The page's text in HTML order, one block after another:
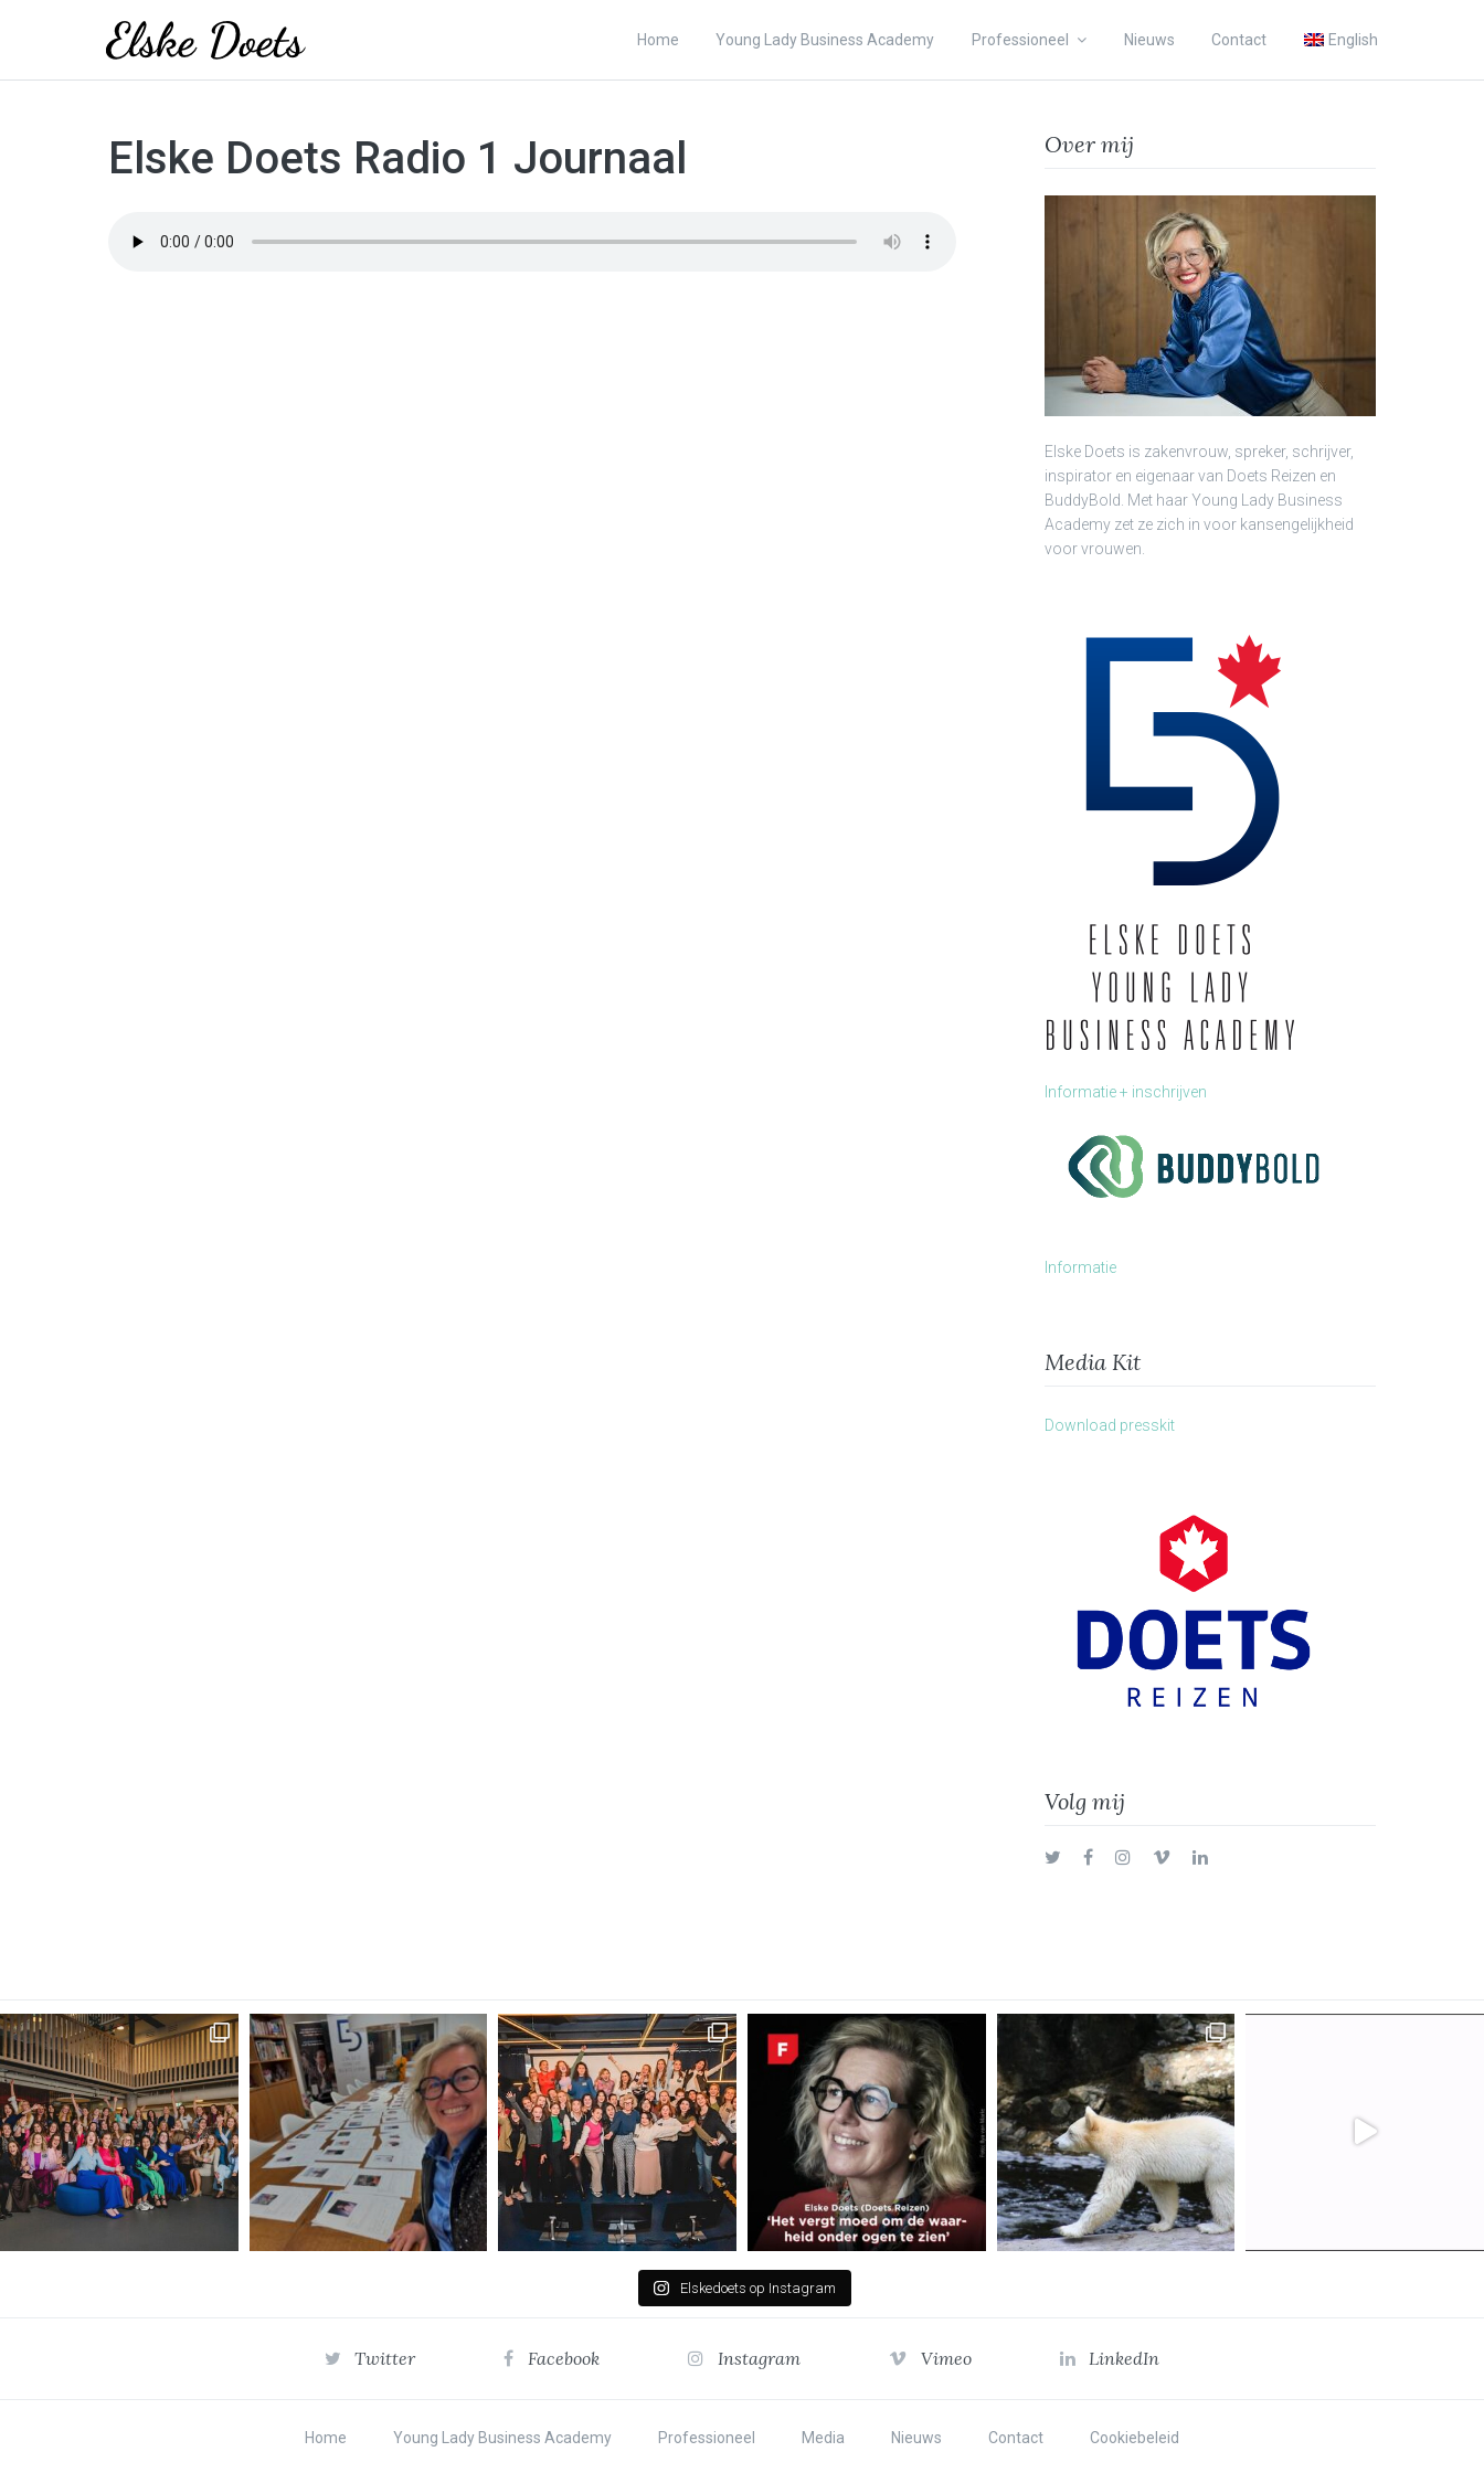
Home Young Lady Business Academy Professioneel Nieuws Contact English
Elske Doets Radio 1 Journaal Over mij
Elske Doets is zakenvrouw, spreker, schrijver,
inspirator en eigenaar van Doets Reizen en
BuddyBold. Met haar Young Lady Business
Academy zet ze zich in voor kansengelijkheid
voor vrouwen.
Informatie + inschrijven
Informatie
Media Kit
Download presskit
Volg mij
TwitterFacebookInstagram
VimeoLinkedIn
Elskedoets op Instagram
Twitter Facebook Instagram Vimeo LinkedIn
Home Young Lady Business Academy Professioneel Media Nieuws Contact Cookiebeleid